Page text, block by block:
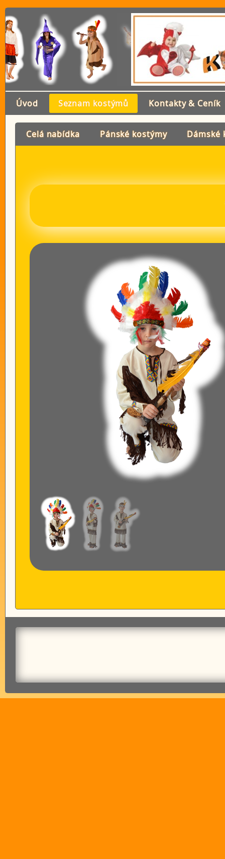
Úvod Seznam kostýmů Kontakty & Ceník
Celá nabídka Pánské kostýmy Dámské